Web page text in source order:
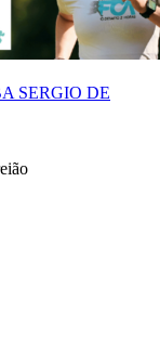
SERGIO DE